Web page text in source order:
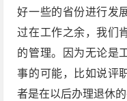
好一些的省份进行发
过在工作之余，我们
的管理。因为无论是
事的可能，比如说评
者是在以后办理退休的